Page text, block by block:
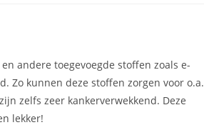
andere toegevoegde stoffen zoals e-
Zo kunnen deze stoffen zorgen voor o.a.
zelfs zeer kankerverwekkend. Deze
lekker!